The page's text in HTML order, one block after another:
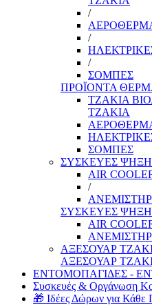
/
/
/
ΣΟΜΠΕΣ
ΠΡΟΪΟΝΤΑ
ΤΖΑΚΙΑ
ΤΖΑΚΙΑ
ΣΟΜΠΕΣ
ΣΥΣΚΕΥΕΣ
AIR
/
ΣΥΣΚΕΥΕΣ
AIR
ΑΞΕΣΟΥΑΡ
ΑΞΕΣΟΥΑΡ
ΕΝΤΟΜΟΠΑΓΙΔΕΣ -
Συσκευές & Οργάνωση
🎁 Ιδέες Δώρων για Κάθε